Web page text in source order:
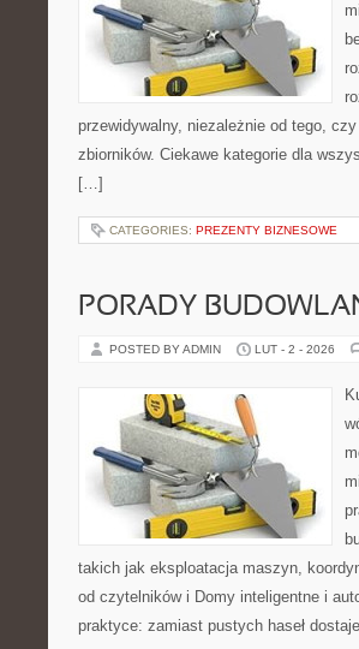
przewidywalny, niezależnie od tego,
zbiorników. Ciekawe kategorie dla
[…]
CATEGORIES: PREZENTY BIZNESOWE
PORADY
POSTED BY ADMIN LUT - 2 - 2026
takich jak eksploatacja maszyn,
od czytelników i Domy inteligentne i
praktyce: zamiast pustych haseł